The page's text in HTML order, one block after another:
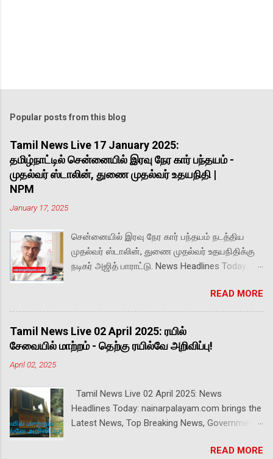
Popular posts from this blog
Tamil News Live 17 January 2025:
தமிழ்நாட்டில் சென்னையில் இரவு நேர கார் பந்தயம் -
முதல்வர் ஸ்டாலின், துணை முதல்வர் உதயநிதி |
NPM
January 17, 2025
சென்னையில் இரவு நேர கார் பந்தயம் நடத்திய
முதல்வர் ஸ்டாலின், துணை முதல்வர் உதயநிதிக்கு
நடிகர் அஜித் பாராட்டு. News Headlines Today:
Top Breaking News, Government Schemes,
Cinema News and Tamil Jokes. It is the most
reliable news in politics, sports, entertainment
and business, featuring National and
International News. இந்திய அணியின் புதிய
டிராஃபி என அடுத்தடுத்த தொடர்கள் வரிசை கட்டும்
நிலையில் நடவடிக்கை. --- ரஷ்ய ராணுவத்தில்
பணியாற்றிய இந்தியர்கள் 12 பேர் உயிரிழப்பு! 16
READ MORE
Tamil News Live 02 April 2025: ரயில்
சேவையில் மாற்றம் - தெற்கு ரயில்வே அறிவிப்பு!
April 02, 2025
Tamil News Live 02 April 2025: News
Headlines Today: nainarpalayam.com brings the
Latest News, Top Breaking News, Government
the most reliable news in politics, sports,READ MORE